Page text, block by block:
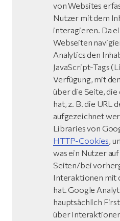
von Websites
Nutzer mit dem
interagieren. Da
Webseiten
Analytics den
JavaScript-Tags
Verfügung, mit
über die Seite,
hat, z. B. die URL
aufgezeichnet
Libraries von
HTTP-Cookies,
was ein Nutzer
Seiten/bei
Interaktionen mit
hat. Google
hauptsächlich
über